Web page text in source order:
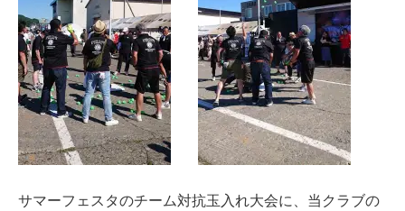
サマーフェスタのチーム対抗玉入れ大会に、当クラブの